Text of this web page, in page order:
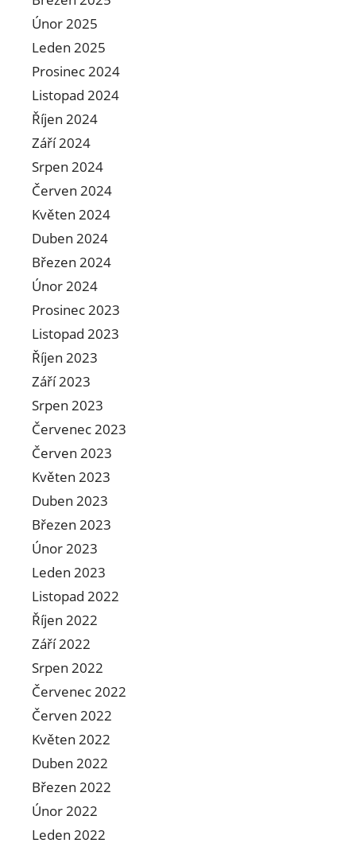
Únor 2025
Leden 2025
Prosinec 2024
Listopad 2024
Říjen 2024
Září 2024
Srpen 2024
Červen 2024
Květen 2024
Duben 2024
Březen 2024
Únor 2024
Prosinec 2023
Listopad 2023
Říjen 2023
Září 2023
Srpen 2023
Červenec 2023
Červen 2023
Květen 2023
Duben 2023
Březen 2023
Únor 2023
Leden 2023
Listopad 2022
Říjen 2022
Září 2022
Srpen 2022
Červenec 2022
Červen 2022
Květen 2022
Duben 2022
Březen 2022
Únor 2022
Leden 2022